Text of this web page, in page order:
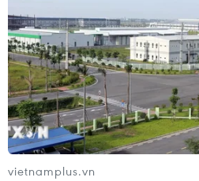
vietnamplus.vn